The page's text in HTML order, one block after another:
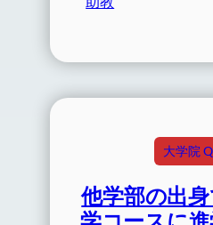
大学院
他学部の出